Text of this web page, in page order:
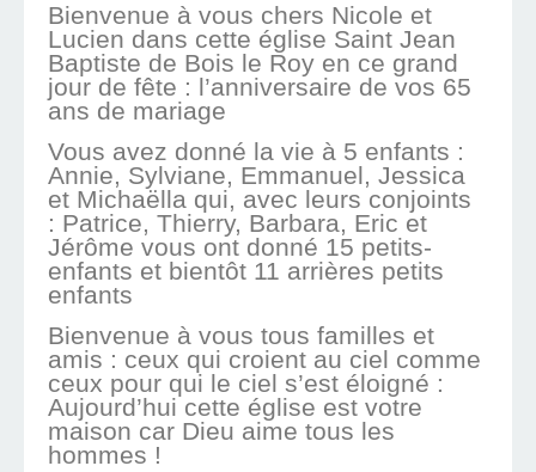
Bienvenue à vous chers Nicole et
Lucien dans cette église Saint Jean
Baptiste de Bois le Roy en ce grand
jour de fête : l’anniversaire de vos 65
ans de mariage
Vous avez donné la vie à 5 enfants :
Annie, Sylviane, Emmanuel, Jessica
et Michaëlla qui, avec leurs conjoints
: Patrice, Thierry, Barbara, Eric et
Jérôme vous ont donné 15 petits-
enfants et bientôt 11 arrières petits
enfants
Bienvenue à vous tous familles et
amis : ceux qui croient au ciel comme
ceux pour qui le ciel s’est éloigné :
Aujourd’hui cette église est votre
maison car Dieu aime tous les
hommes !